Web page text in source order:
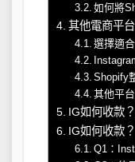
如何將
其他電商平
選擇適
Shopify
其他平
IG如何收款
IG如何收款
Q1：